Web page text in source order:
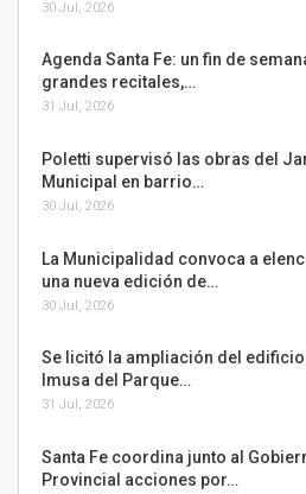
30 Jul, 2026
Agenda Santa Fe: un fin de
grandes recitales,…
31 Jul, 2026
Poletti supervisó las obras del
Municipal en barrio…
30 Jul, 2026
La Municipalidad convoca a
una nueva edición de…
30 Jul, 2026
Se licitó la ampliación del edificio
Imusa del Parque…
31 Jul, 2026
Santa Fe coordina junto al
Provincial acciones por…